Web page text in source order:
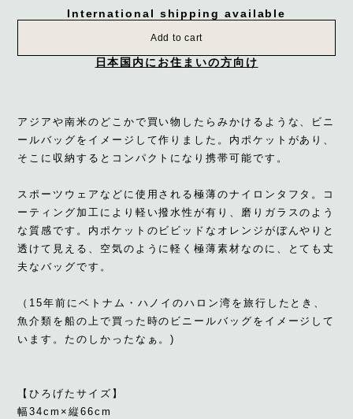
International shipping available
Add to cart
日本国内にお住まいの方向け
アジアや南米のどこかで買い物したらみかけるような、ビニ
ールバッグをイメージして作りました。内ポケットがあり、
そこに収納するとコンパクトになり携帯可能です。
スポーツウェアなどに使用される極薄のナイロンタフタ。コ
ーティング加工により軽い撥水性が有り、磨りガラスのよう
な質感です。内ポケットのビビッドなオレンジがぼんやりと
透けて見える、空気のように軽く極薄素材なのに、とても丈
夫なバッグです。
（15年前にベトナム・ハノイのハロン湾を旅行したとき、
魚介類を船の上で買った時のビニールバッグをイメージして
います。たのしかったなぁ。)
【ひろげたサイズ】
幅34cm×縦66cm